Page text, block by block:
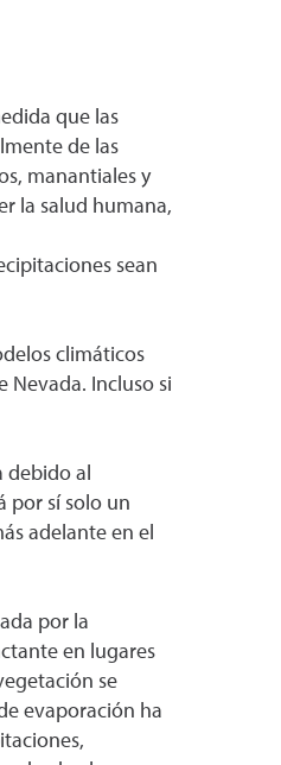
que las
de las
manantiales y
la salud humana,
sean
climáticos
Nevada. Incluso si
debido al
por sí solo un
adelante en el
por la
en lugares
se
evaporación ha